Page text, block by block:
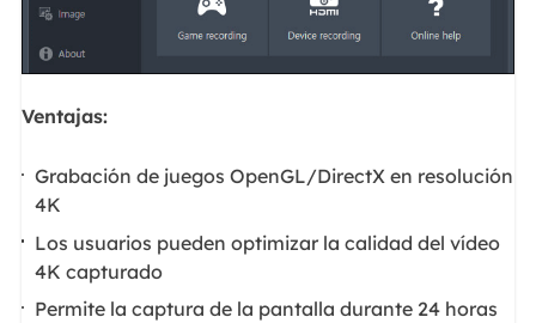
Ventajas:
Grabación de juegos OpenGL/DirectX en resolución
4K
Los usuarios pueden optimizar la calidad del vídeo
4K capturado
Permite la captura de la pantalla durante 24 horas